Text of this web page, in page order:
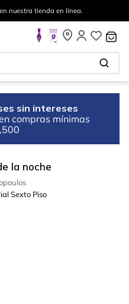
nuestra tienda en línea.
sin intereses
compras mínimas
la noche
Sexto Piso